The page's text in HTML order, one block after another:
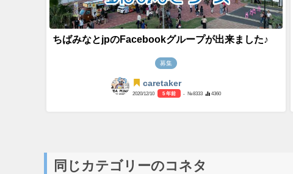
ちばみなとjpのFacebookグループが出来ました♪
募集
caretaker
2020/12/10 5 年前 - №8333 4360
同じカテゴリーのコネタ